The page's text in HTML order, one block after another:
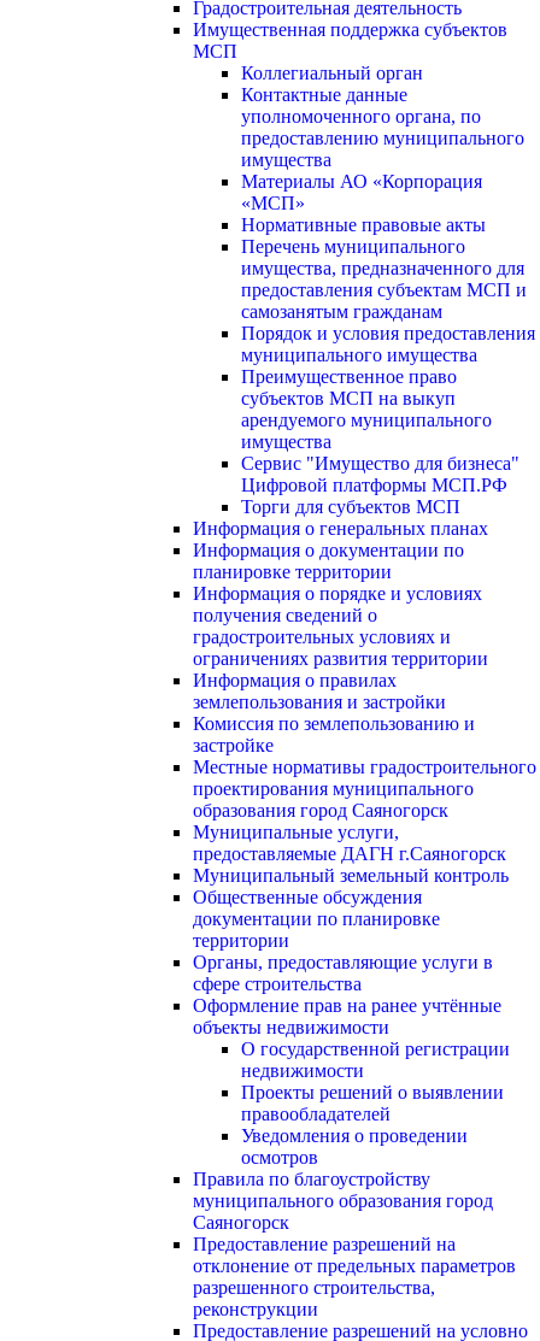
Градостроительная деятельность
Имущественная поддержка субъектов
МСП
Коллегиальный орган
Контактные данные
уполномоченного органа, по
предоставлению муниципального
имущества
Материалы АО «Корпорация
«МСП»
Нормативные правовые акты
Перечень муниципального
имущества, предназначенного для
предоставления субъектам МСП и
самозанятым гражданам
Порядок и условия предоставления
муниципального имущества
Преимущественное право
субъектов МСП на выкуп
арендуемого муниципального
имущества
Сервис "Имущество для бизнеса"
Цифровой платформы МСП.РФ
Торги для субъектов МСП
Информация о генеральных планах
Информация о документации по
планировке территории
Информация о порядке и условиях
получения сведений о
градостроительных условиях и
ограничениях развития территории
Информация о правилах
землепользования и застройки
Комиссия по землепользованию и
застройке
Местные нормативы градостроительного
проектирования муниципального
образования город Саяногорск
Муниципальные услуги,
предоставляемые ДАГН г.Саяногорск
Муниципальный земельный контроль
Общественные обсуждения
документации по планировке
территории
Органы, предоставляющие услуги в
сфере строительства
Оформление прав на ранее учтённые
объекты недвижимости
О государственной регистрации
недвижимости
Проекты решений о выявлении
правообладателей
Уведомления о проведении
осмотров
Правила по благоустройству
муниципального образования город
Саяногорск
Предоставление разрешений на
отклонение от предельных параметров
разрешенного строительства,
реконструкции
Предоставление разрешений на условно